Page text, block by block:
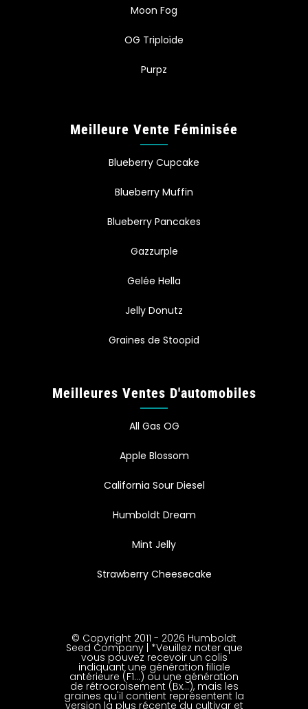
Moon Fog
OG Triploïde
Purpz
Meilleure Vente Féminisée
Blueberry Cupcake
Blueberry Muffin
Blueberry Pancakes
Gazzurple
Gelée Hella
Jelly Donutz
Graines de Stoopid
Meilleures Ventes D'automobiles
All Gas OG
Apple Blossom
California Sour Diesel
Humboldt Dream
Mint Jelly
Strawberry Cheesecake
© Copyright 2011 - 2026 Humboldt
Seed Company | *Veuillez noter que
vous pouvez recevoir un colis
indiquant une génération filiale
antérieure (F1…) ou une génération
de rétrocroisement (Bx…), mais les
graines qu'il contient représentent la
version la plus récente du cultivar et